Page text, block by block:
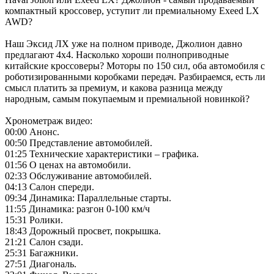
компактный кроссовер, уступит ли премиальному Exeed LX
AWD?
Наш Эксид ЛХ уже на полном приводе, Джолион давно
предлагают 4х4. Насколько хороши полноприводные
китайские кроссоверы? Моторы по 150 сил, оба автомобиля с
роботизированными коробками передач. Разбираемся, есть ли
смысл платить за премиум, и какова разница между
народным, самым покупаемым и премиальной новинкой?
Хронометраж видео:
00:00 Анонс.
00:50 Представление автомобилей.
01:25 Технические характеристики – графика.
01:56 О ценах на автомобили.
02:33 Обслуживание автомобилей.
04:13 Салон спереди.
09:34 Динамика: Параллельные старты.
11:55 Динамика: разгон 0-100 км/ч
15:31 Ролики.
18:43 Дорожный просвет, покрышка.
21:21 Салон сзади.
25:31 Багажники.
27:51 Диагональ.